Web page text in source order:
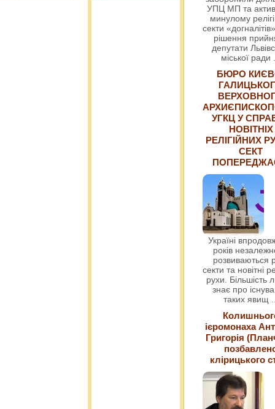
УПЦ МП та
минулому
секти
рішення
депутати
міської ради
БЮРО
УГКЦ У
НОВІТНІХ
РЕЛІГІЙНИХ
СЕКТ
Україні
років
розвиваються
секти та новітні
рухи. Більшість
знає про
таких явищ
ієромонаха
Григорія
клірицького